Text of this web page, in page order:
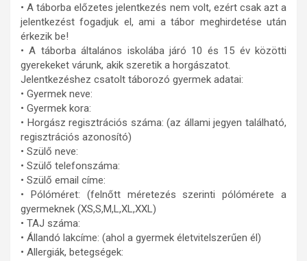
• A táborba előzetes jelentkezés nem volt, ezért csak azt a
jelentkezést fogadjuk el, ami a tábor meghirdetése után
érkezik be!
• A táborba általános iskolába járó 10 és 15 év közötti
gyerekeket várunk, akik szeretik a horgászatot.
Jelentkezéshez csatolt táborozó gyermek adatai:
• Gyermek neve:
• Gyermek kora:
• Horgász regisztrációs száma: (az állami jegyen található,
regisztrációs azonosító)
• Szülő neve:
• Szülő telefonszáma:
• Szülő email címe:
• Pólóméret: (felnőtt méretezés szerinti pólómérete a
gyermeknek (XS,S,M,L,XL,XXL)
• TAJ száma:
• Állandó lakcíme: (ahol a gyermek életvitelszerűen él)
• Allergiák, betegségek: